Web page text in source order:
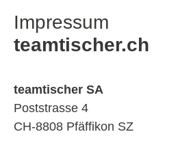
Impressum
teamtischer.ch
teamtischer SA
Poststrasse 4
CH-8808 Pfäffikon SZ